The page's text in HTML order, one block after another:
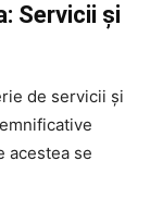
Servicii și
de servicii și
acestea se